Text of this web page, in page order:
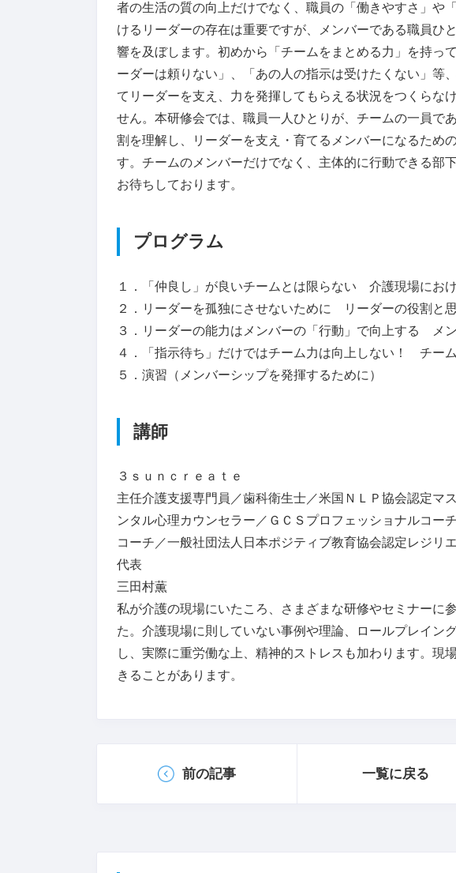
者の生活の質の向上だけでなく、職員の「働きやすさ」や
けるリーダーの存在は重要ですが、メンバーである職員ひ
響を及ぼします。初めから「チームをまとめる力」を持っ
ーダーは頼りない」、「あの人の指示は受けたくない」等
てリーダーを支え、力を発揮してもらえる状況をつくらな
せん。本研修会では、職員一人ひとりが、チームの一員で
割を理解し、リーダーを支え・育てるメンバーになるため
す。チームのメンバーだけでなく、主体的に行動できる部
お待ちしております。
プログラム
１．「仲良し」が良いチームとは限らない 介護現場にお
２．リーダーを孤独にさせないために リーダーの役割と
３．リーダーの能力はメンバーの「行動」で向上する メ
４．「指示待ち」だけではチーム力は向上しない！ チー
５．演習（メンバーシップを発揮するために）
講師
３ｓｕｎｃｒｅａｔｅ
主任介護支援専門員／歯科衛生士／米国ＮＬＰ協会認定マ
ンタル心理カウンセラー／ＧＣＳプロフェッショナルコー
コーチ／一般社団法人日本ポジティブ教育協会認定レジリ
代表
三田村薫
私が介護の現場にいたころ、さまざまな研修やセミナーに
た。介護現場に則していない事例や理論、ロールプレイン
し、実際に重労働な上、精神的ストレスも加わります。現
きることがあります。
前の記事 一覧に戻る